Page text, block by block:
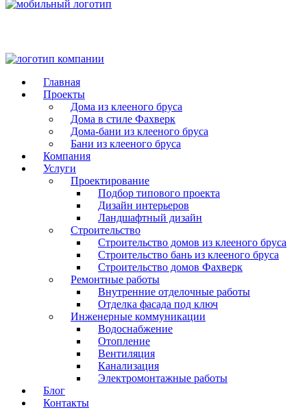
Главная
Проекты
Дома из клееного бруса
Дома в стиле Фахверк
Дома-бани из клееного бруса
Бани из клееного бруса
Компания
Услуги
Проектирование
Подбор типового проекта
Дизайн интерьеров
Ландшафтный дизайн
Строительство
Строительство домов из клееного бруса
Строительство бань из клееного бруса
Строительство домов Фахверк
Ремонтные работы
Внутренние отделочные работы
Отделка фасада под ключ
Инженерные коммуникации
Водоснабжение
Отопление
Вентиляция
Канализация
Электромонтажные работы
Блог
Контакты